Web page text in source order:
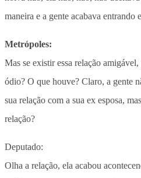
maneira e a gente acabava entrando
Metrópoles:
Mas se existir essa relação
ódio? O que houve? Claro, a gente
sua relação com a sua ex esposa,
relação?
Deputado:
Olha a relação, ela acabou